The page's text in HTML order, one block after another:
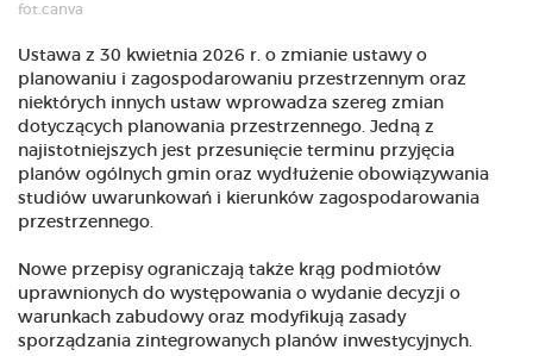
fot.canva
Ustawa z 30 kwietnia 2026 r. o zmianie ustawy o
planowaniu i zagospodarowaniu przestrzennym oraz
niektórych innych ustaw wprowadza szereg zmian
dotyczących planowania przestrzennego. Jedną z
najistotniejszych jest przesunięcie terminu przyjęcia
planów ogólnych gmin oraz wydłużenie obowiązywania
studiów uwarunkowań i kierunków zagospodarowania
przestrzennego.
Nowe przepisy ograniczają także krąg podmiotów
uprawnionych do występowania o wydanie decyzji o
warunkach zabudowy oraz modyfikują zasady
sporządzania zintegrowanych planów inwestycyjnych.